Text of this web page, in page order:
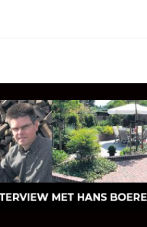
INTERVIEW MET HANS
BOEREMA
Bricks and Stones ontstaan is
wat Hans Boerema motiveert in